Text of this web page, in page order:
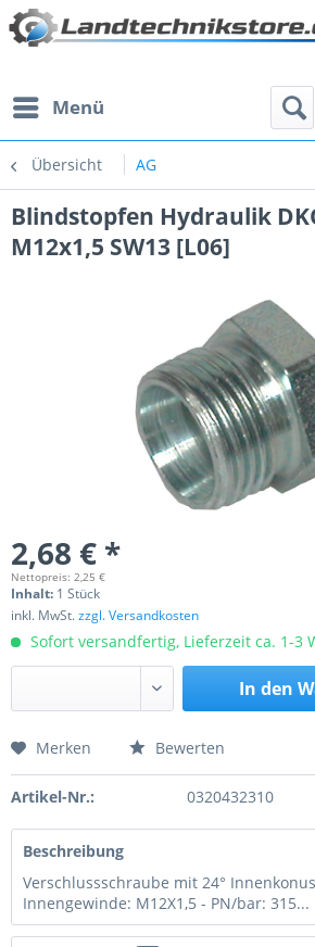
Menü
Übersicht AG
Blindstopfen Hydraulik
M12x1,5 SW13 [L06]
2,68 € *
Nettopreis: 2,25 €
Inhalt: 1 Stück
inkl. MwSt.zzgl. Versandkosten
Sofort versandfertig, Lieferzeit ca. 1-3
In den
Preis anfragen
Merken Bewerten
Artikel-Nr.: 0320432310
Beschreibung
Verschlussschraube mit 24°
Innengewinde: M12X1,5 - PN/bar: 315...